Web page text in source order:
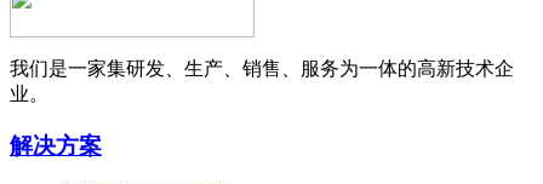
我们是一家集研发、生产、销售、服务为一体的高新技术企
业。
解决方案